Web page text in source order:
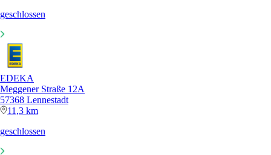
geschlossen
EDEKA
Meggener Straße 12A
57368 Lennestadt
11,3 km
geschlossen